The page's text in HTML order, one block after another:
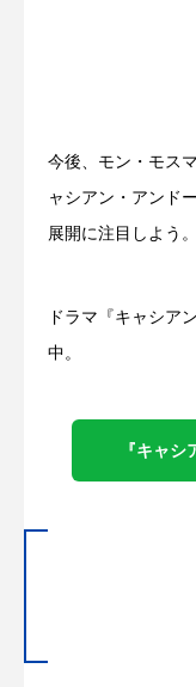
今後、モン・モス
ャシアン・アンド
展開に注目しよう。
ドラマ『キャシア
中。
『キャシ